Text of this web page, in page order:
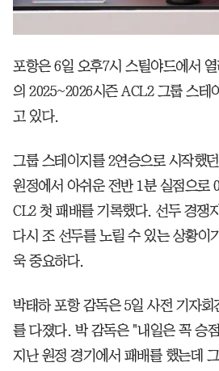
포항은 6일 오후7시 스틸야드에서
의 2025~2026시즌 ACL2 그룹 스테
고 있다.
그룹 스테이지를 2연승으로 시작했
원정에서 아쉬운 전반 1분 실점으로
CL2 첫 패배를 기록했다. 선두 경쟁
다시 조 선두를 노릴 수 있는 상황이
욱 중요하다.
박태하 포항 감독은 5일 사전 기자회
를 다졌다. 박 감독은 "내일은 꼭 승
지난 원정 경기에서 패배를 했는데